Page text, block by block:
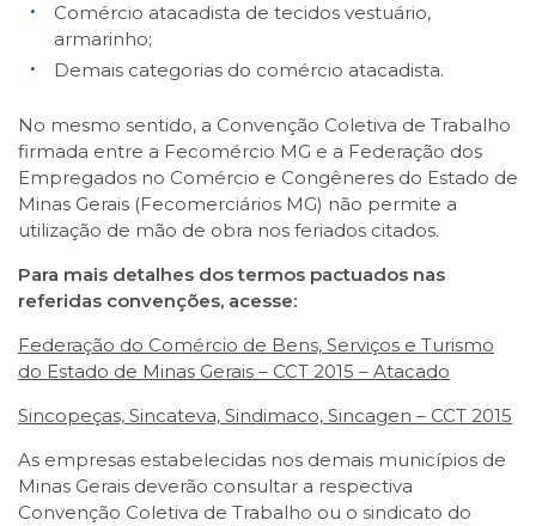
Comércio atacadista de tecidos vestuário,
armarinho;
Demais categorias do comércio atacadista.
No mesmo sentido, a Convenção Coletiva de Trabalho
firmada entre a Fecomércio MG e a Federação dos
Empregados no Comércio e Congêneres do Estado de
Minas Gerais (Fecomerciários MG) não permite a
utilização de mão de obra nos feriados citados.
Para mais detalhes dos termos pactuados nas
referidas convenções, acesse:
Federação do Comércio de Bens, Serviços e Turismo
do Estado de Minas Gerais – CCT 2015 – Atacado
Sincopeças, Sincateva, Sindimaco, Sincagen – CCT 2015
As empresas estabelecidas nos demais municípios de
Minas Gerais deverão consultar a respectiva
Convenção Coletiva de Trabalho ou o sindicato do